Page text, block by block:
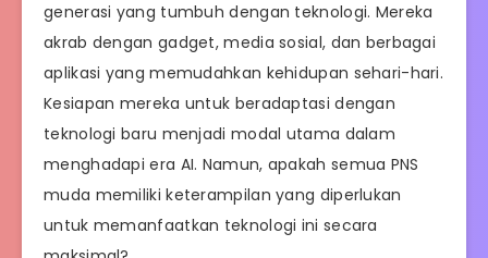
generasi yang tumbuh dengan teknologi. Mereka
akrab dengan gadget, media sosial, dan berbagai
aplikasi yang memudahkan kehidupan sehari-hari.
Kesiapan mereka untuk beradaptasi dengan
teknologi baru menjadi modal utama dalam
menghadapi era AI. Namun, apakah semua PNS
muda memiliki keterampilan yang diperlukan
untuk memanfaatkan teknologi ini secara